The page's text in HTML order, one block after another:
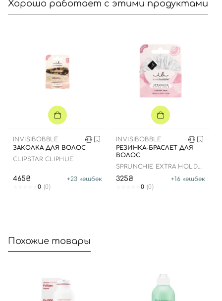
Хорошо работает с этими продуктами
INVISIBOBBLE
ЗАКОЛКА ДЛЯ ВОЛОС
CLIPSTAR CLIPHUE
465₴ +23 кешбек
0 (0)
INVISIBOBBLE
РЕЗИНКА-БРАСЛЕТ ДЛЯ
ВОЛОС
SPRUNCHIE EXTRA HOLD
325₴ +16 кешбек
0 (0)
Похожие товары
Регистрация
Номер телефона
принимаете условияПользовательские соглашения
Далее
Войти с помощью e-mail